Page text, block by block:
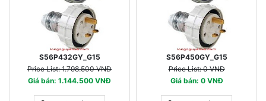
S56P432GY_G15
Price List: 1.798.500 VNĐ
Giá bán: 1.144.500 VNĐ
S56P450GY_G15
Price List: 0 VNĐ
Giá bán: 0 VNĐ